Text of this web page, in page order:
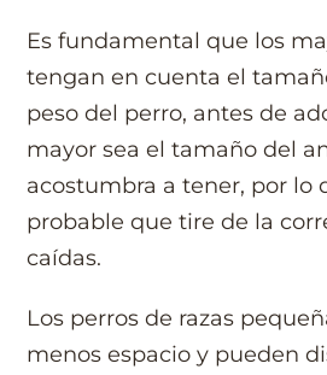
Es fundamental que los
tengan en cuenta el
peso del perro, antes de
mayor sea el tamaño del
acostumbra a tener, por lo
probable que tire de la
caídas.
Los perros de razas
menos espacio y pueden